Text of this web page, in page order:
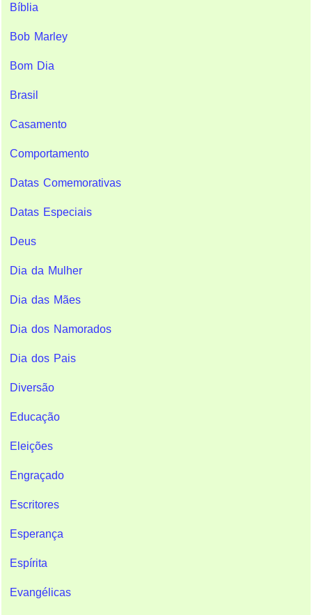
Bíblia
Bob Marley
Bom Dia
Brasil
Casamento
Comportamento
Datas Comemorativas
Datas Especiais
Deus
Dia da Mulher
Dia das Mães
Dia dos Namorados
Dia dos Pais
Diversão
Educação
Eleições
Engraçado
Escritores
Esperança
Espírita
Evangélicas